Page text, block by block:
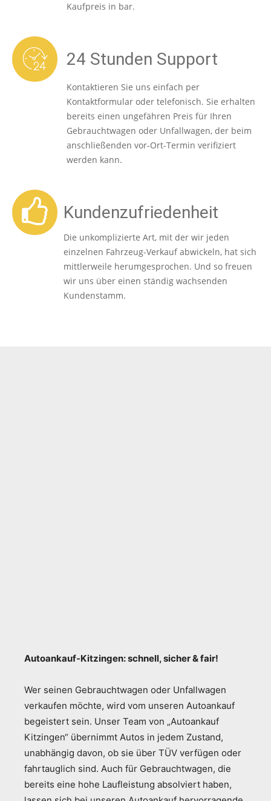
Kaufpreis in bar.
24 Stunden Support
Kontaktieren Sie uns einfach per
Kontaktformular oder telefonisch. Sie erhalten
bereits einen ungefähren Preis für Ihren
Gebrauchtwagen oder Unfallwagen, der beim
anschließenden vor-Ort-Termin verifiziert
werden kann.
Kundenzufriedenheit
Die unkomplizierte Art, mit der wir jeden
einzelnen Fahrzeug-Verkauf abwickeln, hat sich
mittlerweile herumgesprochen. Und so freuen
wir uns über einen ständig wachsenden
Kundenstamm.
Autoankauf-Kitzingen: schnell, sicher & fair!
Wer seinen Gebrauchtwagen oder Unfallwagen
verkaufen möchte, wird vom unseren Autoankauf
begeistert sein. Unser Team von „Autoankauf
Kitzingen“ übernimmt Autos in jedem Zustand,
unabhängig davon, ob sie über TÜV verfügen oder
fahrtauglich sind. Auch für Gebrauchtwagen, die
bereits eine hohe Laufleistung absolviert haben,